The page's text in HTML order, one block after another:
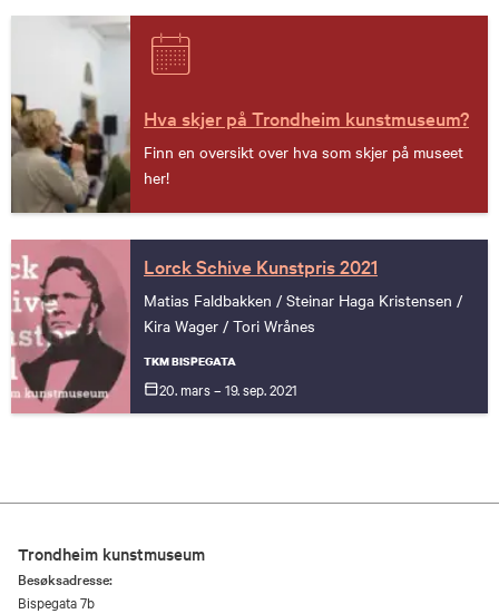
Hva skjer på Trondheim kunstmuseum?
Finn en oversikt over hva som skjer på museet
her!
Lorck Schive Kunstpris 2021
Matias Faldbakken / Steinar Haga Kristensen /
Kira Wager / Tori Wrånes
TKM BISPEGATA
20. mars – 19. sep.2021
Trondheim kunstmuseum
Besøksadresse:
Bispegata 7b